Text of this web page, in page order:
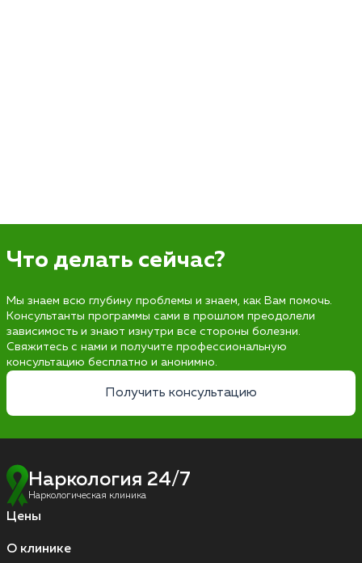
Что делать сейчас?
Мы знаем всю глубину проблемы и знаем, как Вам помочь.
Консультанты программы сами в прошлом преодолели
зависимость и знают изнутри все стороны болезни.
Свяжитесь с нами и получите профессиональную
консультацию бесплатно и анонимно.
Получить консультацию
Наркология 24/7
Наркологическая клиника
Цены
О клинике